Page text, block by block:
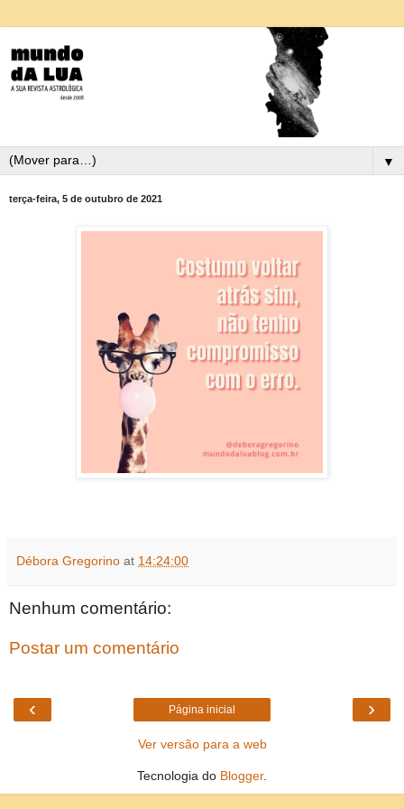
▼
terça-feira, 5 de outubro de 2021
Débora Gregorino at 14:24:00
Nenhum comentário:
Postar um comentário
‹ ›
Página inicial
Ver versão para a web
Tecnologia do Blogger.